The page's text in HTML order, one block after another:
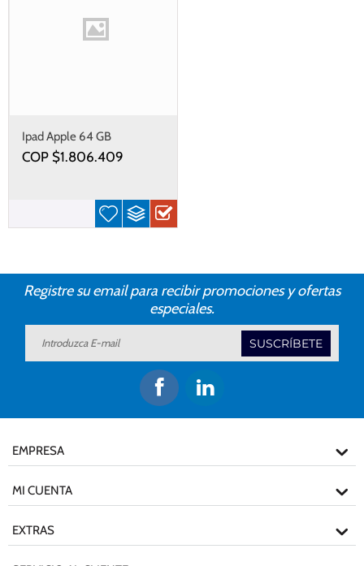
Ipad Apple 64 GB
COP $1.806.409
Registre su email para recibir promociones y ofertas
especiales.
SUSCRÍBETE
EMPRESA
MI CUENTA
EXTRAS